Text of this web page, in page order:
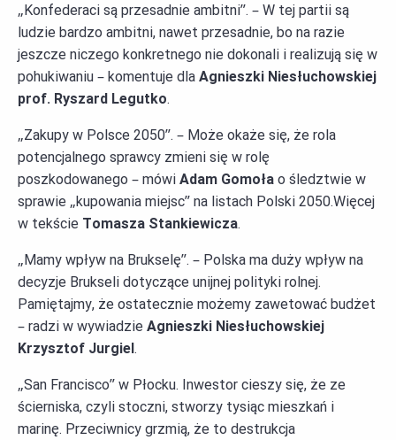
„Konfederaci są przesadnie ambitni”. – W tej partii są
ludzie bardzo ambitni, nawet przesadnie, bo na razie
jeszcze niczego konkretnego nie dokonali i realizują się w
pohukiwaniu – komentuje dla Agnieszki Niesłuchowskiej
prof. Ryszard Legutko.
„Zakupy w Polsce 2050”. – Może okaże się, że rola
potencjalnego sprawcy zmieni się w rolę
poszkodowanego – mówi Adam Gomoła o śledztwie w
sprawie „kupowania miejsc” na listach Polski 2050.Więcej
w tekście Tomasza Stankiewicza.
„Mamy wpływ na Brukselę”. – Polska ma duży wpływ na
decyzje Brukseli dotyczące unijnej polityki rolnej.
Pamiętajmy, że ostatecznie możemy zawetować budżet
– radzi w wywiadzie Agnieszki Niesłuchowskiej
Krzysztof Jurgiel.
„San Francisco” w Płocku. Inwestor cieszy się, że ze
ścierniska, czyli stoczni, stworzy tysiąc mieszkań i
marinę. Przeciwnicy grzmią, że to destrukcja